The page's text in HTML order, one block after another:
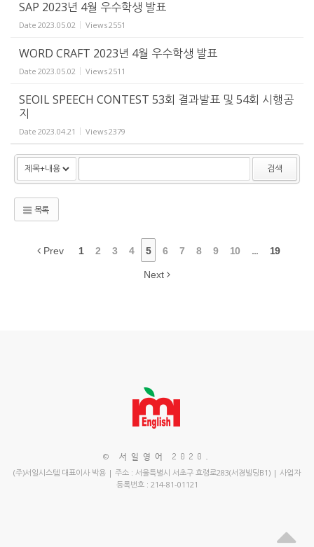
SAP 2023년 4월 우수학생 발표
Date 2023.05.02 Views2551
WORD CRAFT 2023년 4월 우수학생 발표
Date 2023.05.02 Views2511
SEOIL SPEECH CONTEST 53회 결과발표 및 54회 시행공
지
Date 2023.04.21 Views2379
검색
목록
Prev 1 2 3 4 5 6 7 8 9 10 ... 19
Next
© 서일영어 2020
(주)서일시스템 대표이사 박용 | 주소 : 서울특별시 서초구 효령로283(서경빌딩B1) | 사업자
등록번호 : 214-81-01121